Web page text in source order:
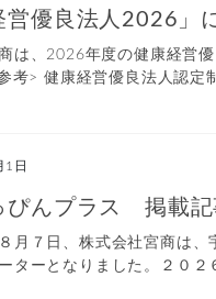
営優良法人2026」
は、2026年度の健康経営
考> 健康経営優良法人認
1日
ぴんプラス 掲載記
月７日、株式会社宮商は
ターとなりました。２０